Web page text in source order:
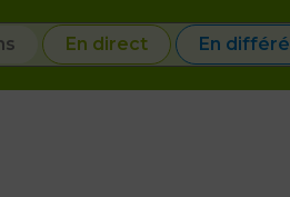
En direct En différé